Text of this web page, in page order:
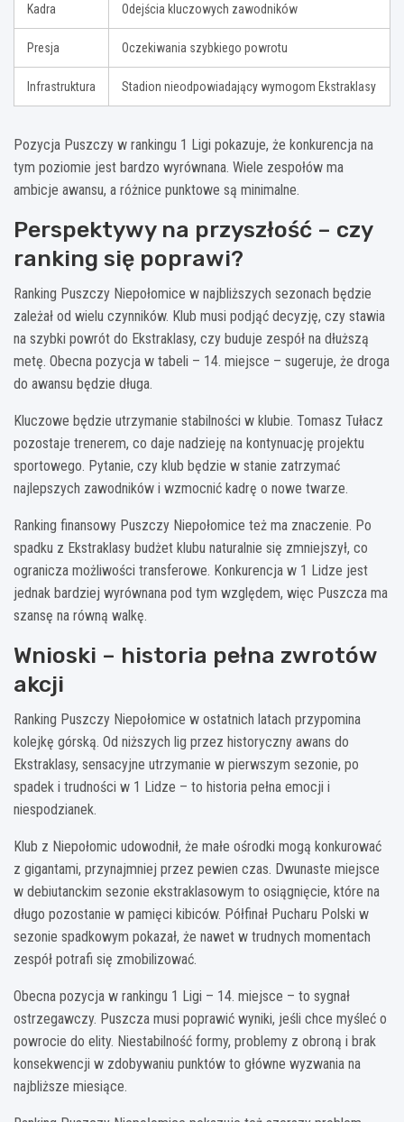
Kadra Odejścia kluczowych zawodników
Presja Oczekiwania szybkiego powrotu
Infrastruktura Stadion nieodpowiadający wymogom Ekstraklasy
Pozycja Puszczy w rankingu 1 Ligi pokazuje, że konkurencja na
tym poziomie jest bardzo wyrównana. Wiele zespołów ma
ambicje awansu, a różnice punktowe są minimalne.
Perspektywy na przyszłość – czy
ranking się poprawi?
Ranking Puszczy Niepołomice w najbliższych sezonach będzie
zależał od wielu czynników. Klub musi podjąć decyzję, czy stawia
na szybki powrót do Ekstraklasy, czy buduje zespół na dłuższą
metę. Obecna pozycja w tabeli – 14. miejsce – sugeruje, że droga
do awansu będzie długa.
Kluczowe będzie utrzymanie stabilności w klubie. Tomasz Tułacz
pozostaje trenerem, co daje nadzieję na kontynuację projektu
sportowego. Pytanie, czy klub będzie w stanie zatrzymać
najlepszych zawodników i wzmocnić kadrę o nowe twarze.
Ranking finansowy Puszczy Niepołomice też ma znaczenie. Po
spadku z Ekstraklasy budżet klubu naturalnie się zmniejszył, co
ogranicza możliwości transferowe. Konkurencja w 1 Lidze jest
jednak bardziej wyrównana pod tym względem, więc Puszcza ma
szansę na równą walkę.
Wnioski – historia pełna zwrotów
akcji
Ranking Puszczy Niepołomice w ostatnich latach przypomina
kolejkę górską. Od niższych lig przez historyczny awans do
Ekstraklasy, sensacyjne utrzymanie w pierwszym sezonie, po
spadek i trudności w 1 Lidze – to historia pełna emocji i
niespodzianek.
Klub z Niepołomic udowodnił, że małe ośrodki mogą konkurować
z gigantami, przynajmniej przez pewien czas. Dwunaste miejsce
w debiutanckim sezonie ekstraklasowym to osiągnięcie, które na
długo pozostanie w pamięci kibiców. Półfinał Pucharu Polski w
sezonie spadkowym pokazał, że nawet w trudnych momentach
zespół potrafi się zmobilizować.
Obecna pozycja w rankingu 1 Ligi – 14. miejsce – to sygnał
ostrzegawczy. Puszcza musi poprawić wyniki, jeśli chce myśleć o
powrocie do elity. Niestabilność formy, problemy z obroną i brak
konsekwencji w zdobywaniu punktów to główne wyzwania na
najbliższe miesiące.